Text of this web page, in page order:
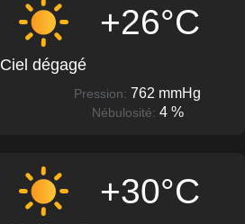
+26°C
Ciel dégagé
Pression: 762 mmHg
Nébulosité: 4 %
+30°C